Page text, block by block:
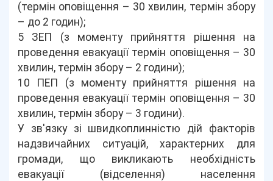
(термін оповіщення – 30 хвилин, термін збору
– до 2 годин);
5 ЗЕП (з моменту прийняття рішення на
проведення евакуації термін оповіщення – 30
хвилин, термін збору – 2 години);
10 ПЕП (з моменту прийняття рішення на
проведення евакуації термін оповіщення – 30
хвилин, термін збору – 3 години).
У зв'язку зі швидкоплинністю дій факторів
надзвичайних ситуацій, характерних для
громади, що викликають необхідність
евакуації (відселення) населення